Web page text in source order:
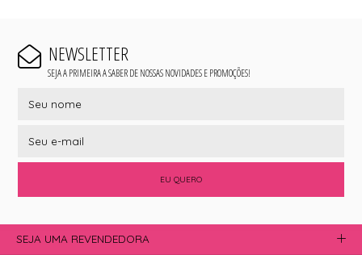
NEWSLETTER
SEJA A PRIMEIRA A SABER DE NOSSAS NOVIDADES E PROMOÇÕES!
EU QUERO
SEJA UMA REVENDEDORA